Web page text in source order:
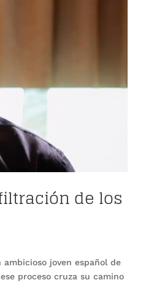
de los
joven español de
proceso cruza su camino